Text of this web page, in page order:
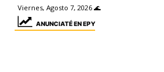
Viernes, Agosto 7, 2026 🌊
ANUNCIATÉ EN EPY